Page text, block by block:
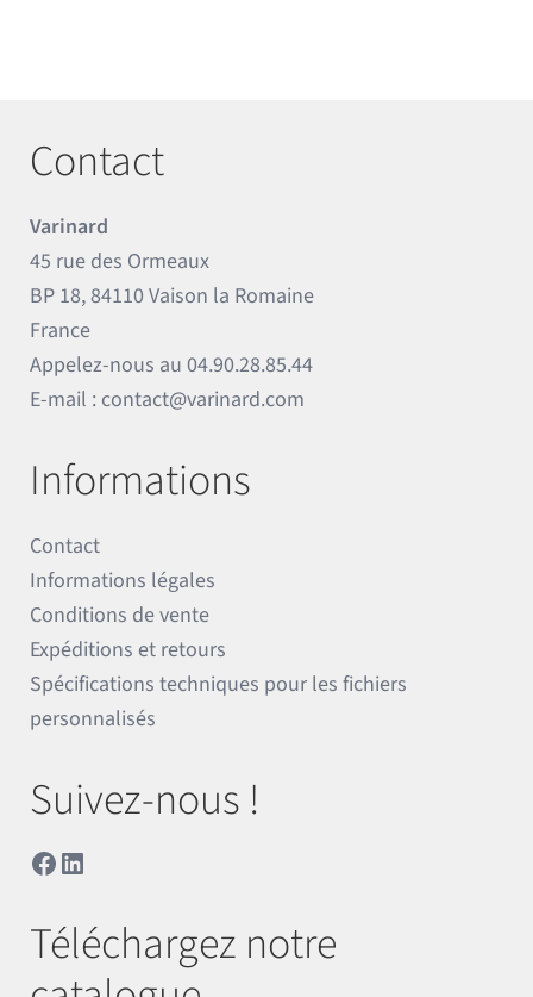
Contact
Varinard
45 rue des Ormeaux
BP 18, 84110 Vaison la Romaine
France
Appelez-nous au04.90.28.85.44
E-mail : contact@varinard.com
Informations
Contact
Informations légales
Conditions de vente
Expéditions et retours
Spécifications techniques pour les fichiers
personnalisés
Suivez-nous !
Facebook
LinkedIn
Téléchargez notre